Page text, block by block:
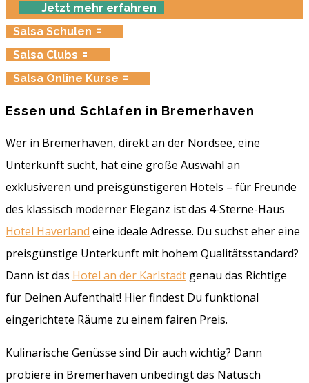
Jetzt mehr erfahren
Salsa Schulen
Salsa Clubs
Salsa Online Kurse
Essen und Schlafen in Bremerhaven
Wer in Bremerhaven, direkt an der Nordsee, eine
Unterkunft sucht, hat eine große Auswahl an
exklusiveren und preisgünstigeren Hotels – für Freunde
des klassisch moderner Eleganz ist das 4-Sterne-Haus
Hotel Haverland eine ideale Adresse. Du suchst eher eine
preisgünstige Unterkunft mit hohem Qualitätsstandard?
Dann ist das Hotel an der Karlstadt genau das Richtige
für Deinen Aufenthalt! Hier findest Du funktional
eingerichtete Räume zu einem fairen Preis.
Kulinarische Genüsse sind Dir auch wichtig? Dann
probiere in Bremerhaven unbedingt das Natusch